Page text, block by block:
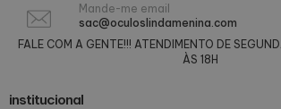
Mande-me email
sac@oculoslindamenina.com
FALE COM A GENTE!!! ATENDIMENTO DE
ÀS 18H
institucional